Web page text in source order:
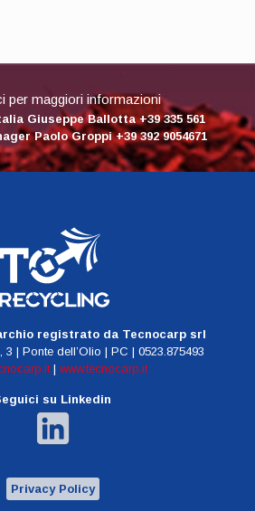
per maggiori informazioni
Giuseppe Ballotta +39 335 561
Paolo Groppi +39 392 9054671
registrato da Tecnocarp srl
3 | Ponte dell’Olio | PC | 0523.875493
| www.tecnocarp.it
su Linkedin
Privacy Policy